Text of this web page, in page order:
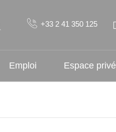
+33 2 41 350 125
Emploi Espace privé